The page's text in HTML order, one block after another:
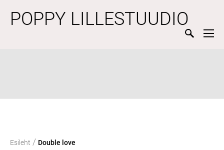
POPPY LILLESTUUDIO
Esileht / Double love